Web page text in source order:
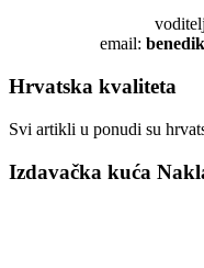
email:
Hrvatska kvaliteta
Svi artikli u ponudi su
Izdavačka kuća